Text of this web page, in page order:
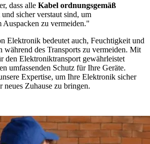
dass alle Kabel ordnungsgemäß
und sicher verstaut sind, um
zu vermeiden."
Elektronik bedeutet auch, Feuchtigkeit und
während des Transports zu vermeiden. Mit
den Elektroniktransport gewährleistet
umfassenden Schutz für Ihre Geräte.
Expertise, um Ihre Elektronik sicher
neues Zuhause zu bringen.